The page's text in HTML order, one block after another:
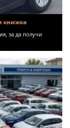
книжка
за да получи